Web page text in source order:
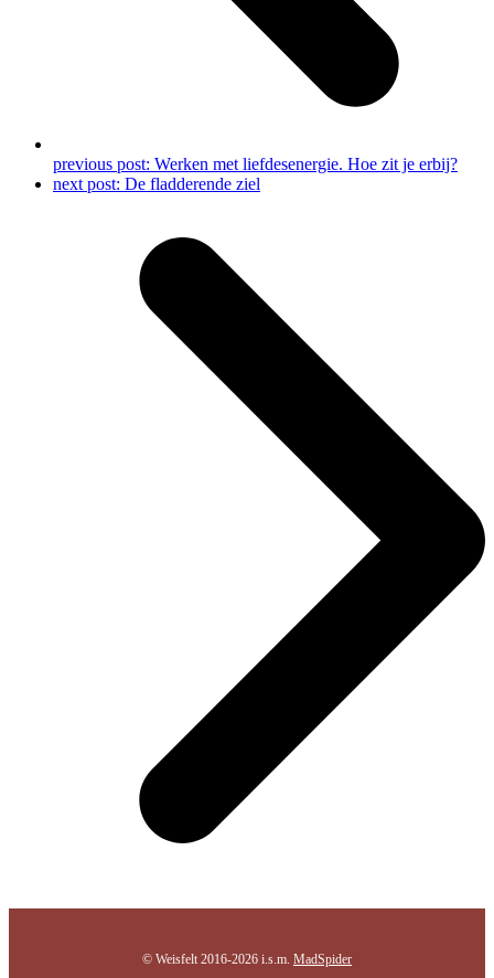
previous post: Werken met liefdesenergie. Hoe zit je erbij?
next post: De fladderende ziel
© Weisfelt 2016-2026 i.s.m. MadSpider